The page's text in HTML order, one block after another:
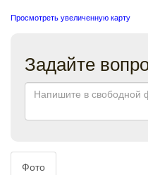
Просмотреть увеличенную карту
Задайте
Фото